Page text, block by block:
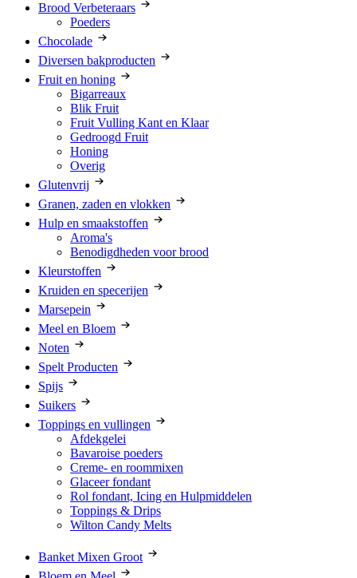
Brood Verbeteraars
Poeders
Chocolade
Diversen bakproducten
Fruit en honing
Bigarreaux
Blik Fruit
Fruit Vulling Kant en Klaar
Gedroogd Fruit
Honing
Overig
Glutenvrij
Granen, zaden en vlokken
Hulp en smaakstoffen
Aroma's
Benodigdheden voor brood
Kleurstoffen
Kruiden en specerijen
Marsepein
Meel en Bloem
Noten
Spelt Producten
Spijs
Suikers
Toppings en vullingen
Afdekgelei
Bavaroise poeders
Creme- en roommixen
Glaceer fondant
Rol fondant, Icing en Hulpmiddelen
Toppings & Drips
Wilton Candy Melts
Banket Mixen Groot